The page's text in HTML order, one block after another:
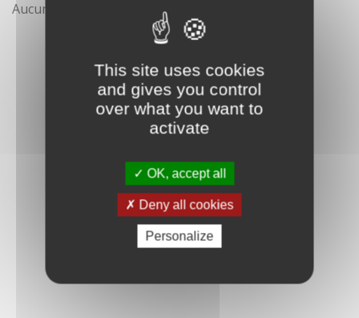
This site uses cookies
and gives you control
over what you want to
activate
OK, accept all
Deny all cookies
Personalize
Aucune démarche pour le moment